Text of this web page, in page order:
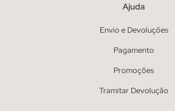
Ajuda
Envio e Devoluções
Pagamento
Promoções
Tramitar Devolução